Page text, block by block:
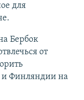
для
Бербок
от
Финляндии на